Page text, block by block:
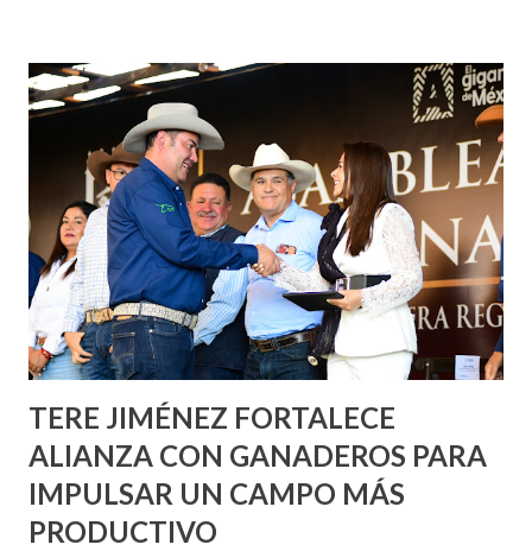
Corazón Urbano y el Municipio capital. Leo Montañez
informó que en este programa se usarán cerca de 90 mil
metros cuadrados de pintura, para dar inicio en la calle
Nieto, entre Jesús F. Elizondo y la calle 22 de Octubre, con
lo que se aplicará pintura en 66 casas. Posteriormente se
llevará este programa a Villas de Nuestra Señora de la
Asunción, Avenida Alameda y Decreto 27 de Septiembre, en
los edificios FOVISSSTE Ojo de Agua, en la comunidad
Norias de Paso Hondo y en los edificios de...
TERE JIMÉNEZ FORTALECE
ALIANZA CON GANADEROS PARA
IMPULSAR UN CAMPO MÁS
PRODUCTIVO